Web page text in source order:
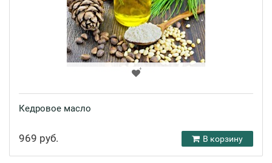
Кедровое масло
969 руб. В корзину